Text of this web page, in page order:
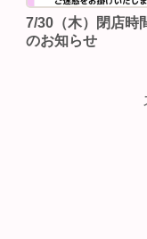
7/30（木）閉店時
のお知らせ